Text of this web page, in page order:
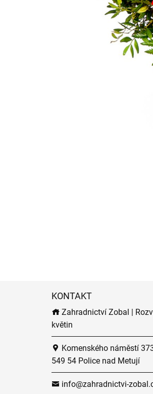
KONTAKT
Zahradnictví Zobal |
květin
Komenského náměstí
549 54 Police nad Metují
info@zahradnictvi-